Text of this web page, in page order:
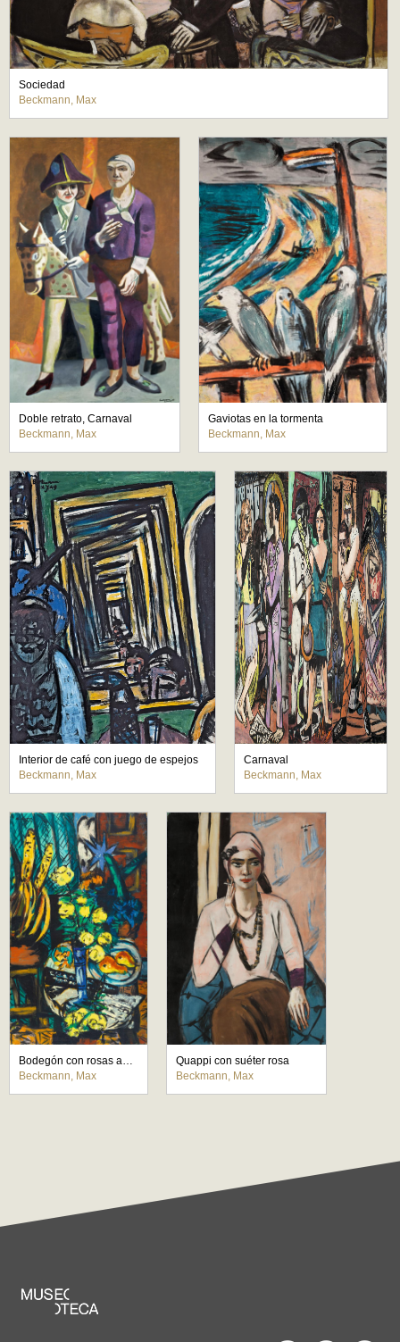
Sociedad
Beckmann, Max
Doble retrato, Carnaval
Beckmann, Max
Gaviotas en la tormenta
Beckmann, Max
Interior de café con juego de espejos
Beckmann, Max
Carnaval
Beckmann, Max
Bodegón con rosas amarillas
Beckmann, Max
Quappi con suéter rosa
Beckmann, Max